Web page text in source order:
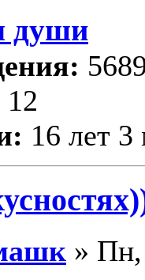
души
12
16 лет 3
» Пн,